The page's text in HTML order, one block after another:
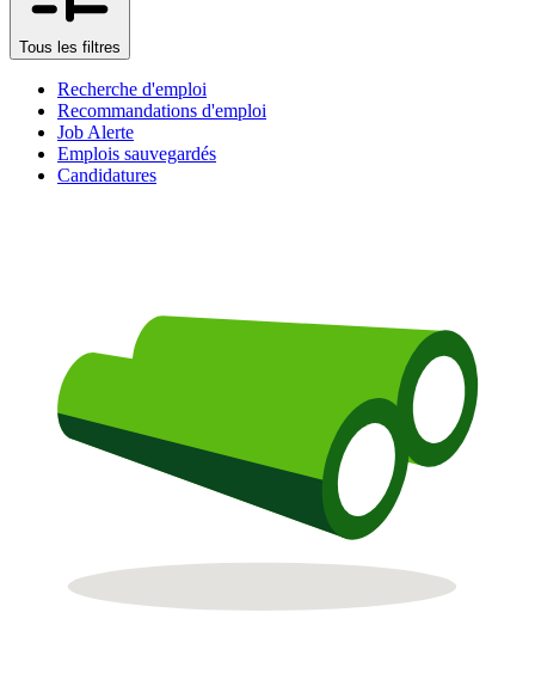
Tous les filtres
Recherche d'emploi
Recommandations d'emploi
Job Alerte
Emplois sauvegardés
Candidatures